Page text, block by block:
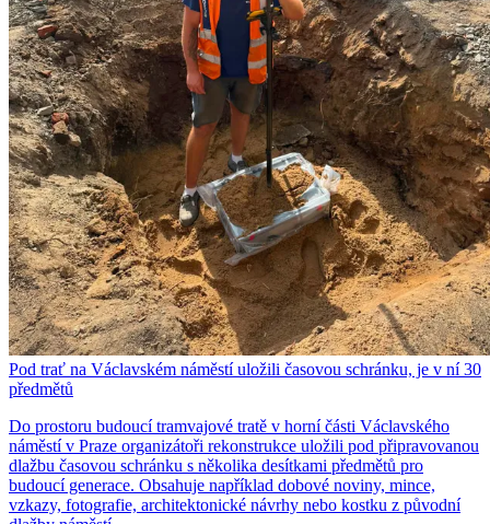
Pod trať na Václavském náměstí uložili časovou schránku, je v ní 30
předmětů
Do prostoru budoucí tramvajové tratě v horní části Václavského
náměstí v Praze organizátoři rekonstrukce uložili pod připravovanou
dlažbu časovou schránku s několika desítkami předmětů pro
budoucí generace. Obsahuje například dobové noviny, mince,
vzkazy, fotografie, architektonické návrhy nebo kostku z původní